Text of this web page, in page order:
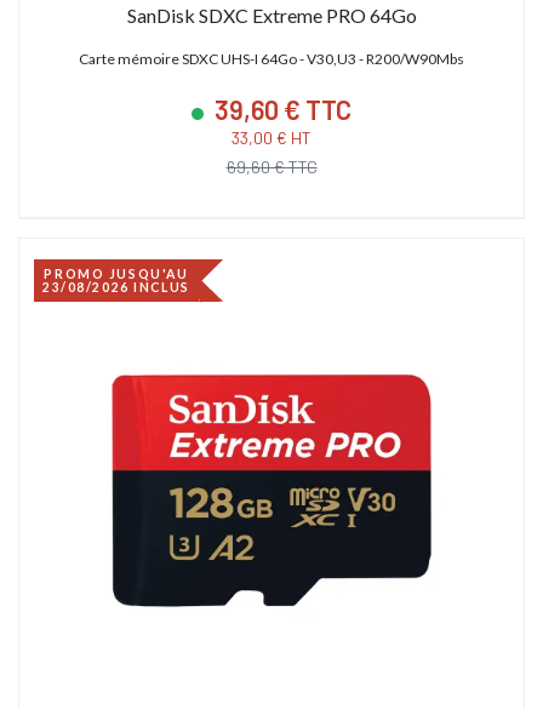
SanDisk SDXC Extreme PRO 64Go
Carte mémoire SDXC UHS-I 64Go - V30,U3 - R200/W90Mbs
39,60 € TTC
33,00 € HT
69,60 € TTC
PROMO JUSQU'AU
23/08/2026 INCLUS